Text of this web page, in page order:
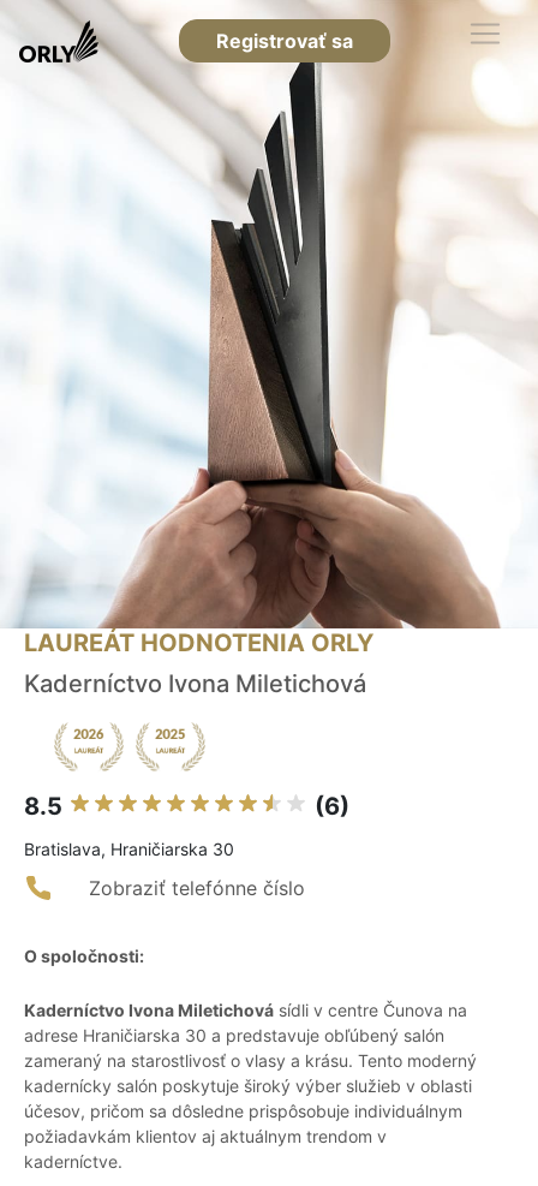
Registrovať sa
LAUREÁT HODNOTENIA ORLY
Kaderníctvo Ivona Miletichová
8.5 (6)
Bratislava, Hraničiarska 30
Zobraziť telefónne číslo
O spoločnosti:
Kaderníctvo Ivona Miletichová sídli v centre Čunova na
adrese Hraničiarska 30 a predstavuje obľúbený salón
zameraný na starostlivosť o vlasy a krásu. Tento moderný
kadernícky salón poskytuje široký výber služieb v oblasti
účesov, pričom sa dôsledne prispôsobuje individuálnym
požiadavkám klientov aj aktuálnym trendom v
kaderníctve.